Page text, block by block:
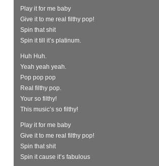
Play it for me baby
Give it to me real filthy pop!
Spin that shit
Spin it till it’s platinum.
Huh Huh.
Yeah yeah yeah.
Pop pop pop
Real filthy pop.
Your so filthy!
This music’s so filthy!
Play it for me baby
Give it to me real filthy pop!
Spin that shit
Spin it cause it’s fabulous